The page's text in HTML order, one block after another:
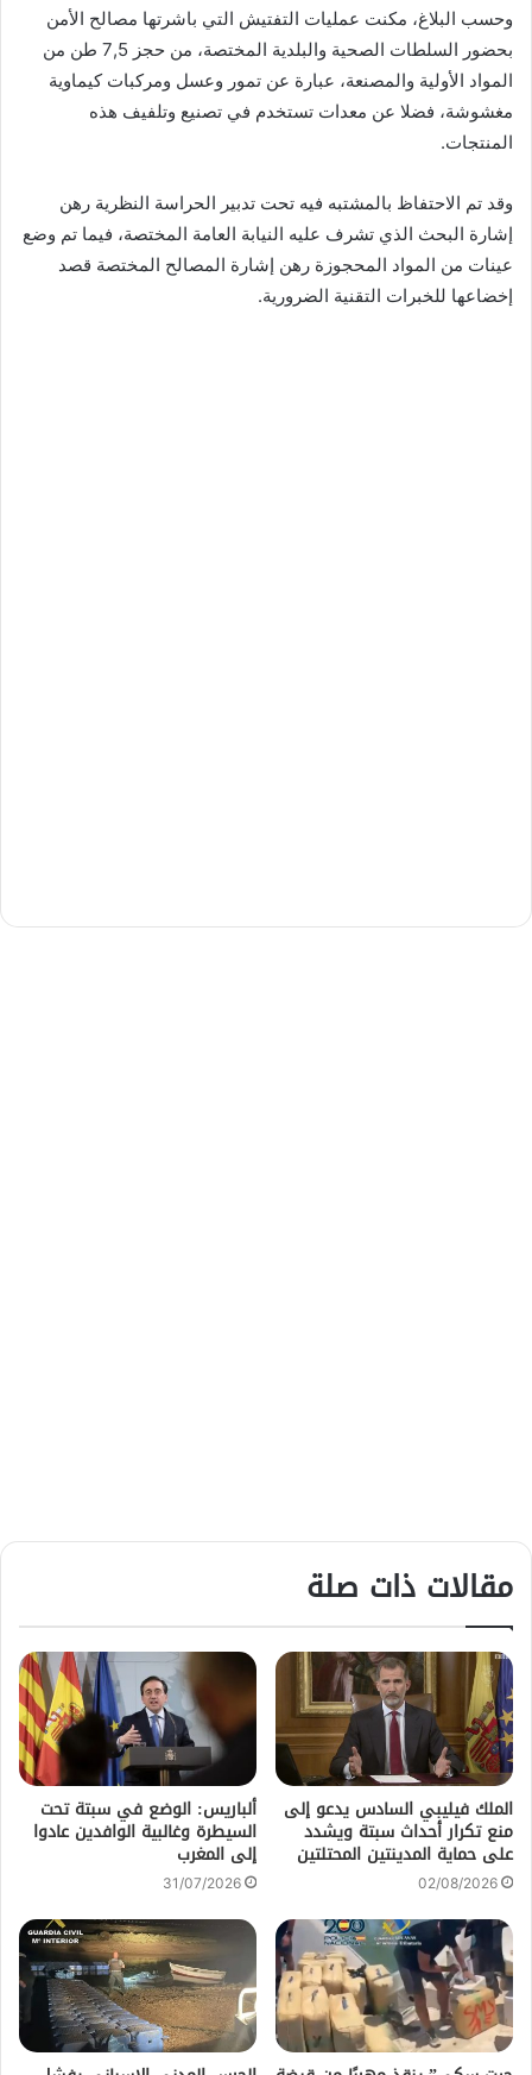
وحسب البلاغ، مكنت عمليات التفتيش التي باشرتها مصالح الأمن
بحضور السلطات الصحية والبلدية المختصة، من حجز 7,5 طن من
المواد الأولية والمصنعة، عبارة عن تمور وعسل ومركبات كيماوية
مغشوشة، فضلا عن معدات تستخدم في تصنيع وتلفيف هذه
المنتجات.
وقد تم الاحتفاظ بالمشتبه فيه تحت تدبير الحراسة النظرية رهن
إشارة البحث الذي تشرف عليه النيابة العامة المختصة، فيما تم وضع
عينات من المواد المحجوزة رهن إشارة المصالح المختصة قصد
إخضاعها للخبرات التقنية الضرورية.
مقالات ذات صلة
الملك فيليبي السادس يدعو إلى
منع تكرار أحداث سبتة ويشدد
على حماية المدينتين المحتلتين
02/08/2026
ألباريس: الوضع في سبتة تحت
السيطرة وغالبية الوافدين عادوا
إلى المغرب
31/07/2026